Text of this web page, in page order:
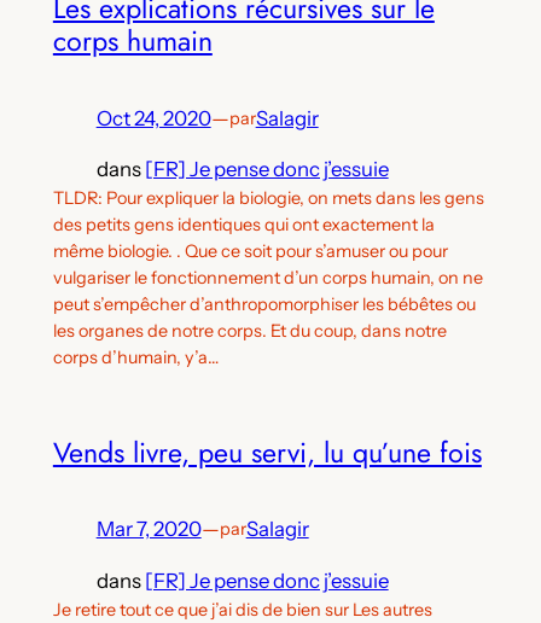
Les explications récursives sur le
corps humain
Oct 24, 2020—parSalagir
dans [FR] Je pense donc j’essuie
TLDR: Pour expliquer la biologie, on mets dans les gens
des petits gens identiques qui ont exactement la
même biologie. . Que ce soit pour s’amuser ou pour
vulgariser le fonctionnement d’un corps humain, on ne
peut s’empêcher d’anthropomorphiser les bébêtes ou
les organes de notre corps. Et du coup, dans notre
corps d’humain, y’a…
Vends livre, peu servi, lu qu’une fois
Mar 7, 2020—parSalagir
dans [FR] Je pense donc j’essuie
Je retire tout ce que j’ai dis de bien sur Les autres